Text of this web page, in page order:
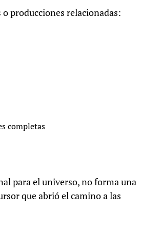
producciones relacionadas:
completas
para el universo, no forma una
que abrió el camino a las